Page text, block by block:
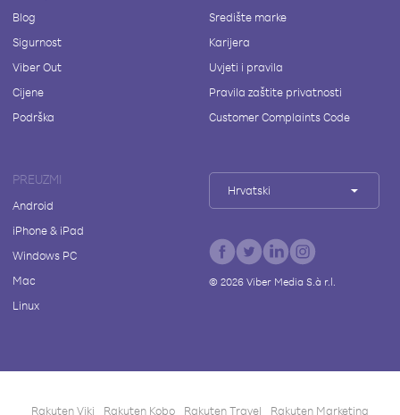
Blog
Sigurnost
Viber Out
Cijene
Podrška
Središte marke
Karijera
Uvjeti i pravila
Pravila zaštite privatnosti
Customer Complaints Code
PREUZMI
Android
iPhone & iPad
Windows PC
Mac
Linux
Hrvatski
© 2026Viber Media S.à r.l.
Rakuten Viki Rakuten Kobo Rakuten Travel Rakuten Marketing